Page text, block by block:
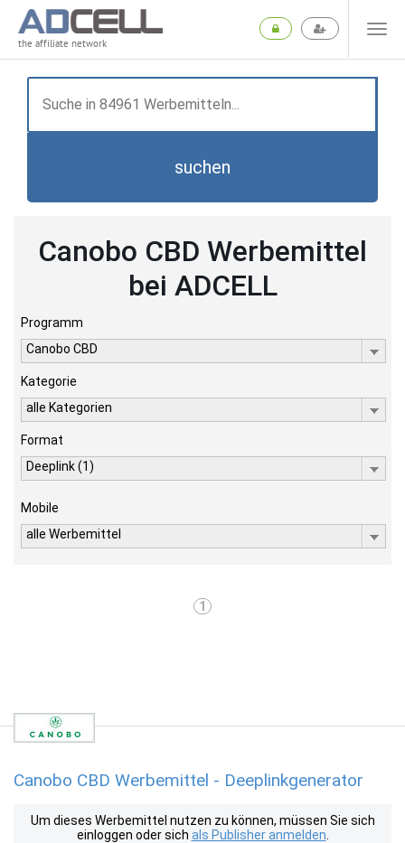
the affiliate network
suchen
Canobo CBD Werbemittel
bei ADCELL
Programm
Canobo CBD
Kategorie
alle Kategorien
Format
Deeplink (1)
Mobile
alle Werbemittel
1
Canobo CBD Werbemittel - Deeplinkgenerator
Um dieses Werbemittel nutzen zu können, müssen Sie sich
einloggen oder sich als Publisher anmelden